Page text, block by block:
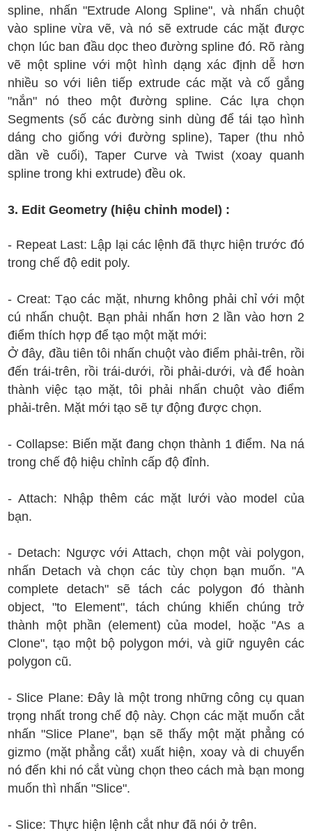
spline, nhấn "Extrude Along Spline", và nhấn chuột
vào spline vừa vẽ, và nó sẽ extrude các mặt được
chọn lúc ban đầu dọc theo đường spline đó. Rõ ràng
vẽ một spline với một hình dạng xác định dễ hơn
nhiều so với liên tiếp extrude các mặt và cố gắng
"nắn" nó theo một đường spline. Các lựa chọn
Segments (số các đường sinh dùng để tái tạo hình
dáng cho giống với đường spline), Taper (thu nhỏ
dần về cuối), Taper Curve và Twist (xoay quanh
spline trong khi extrude) đều ok.
3. Edit Geometry (hiệu chỉnh model) :
- Repeat Last: Lập lại các lệnh đã thực hiện trước đó
trong chế độ edit poly.
- Creat: Tạo các mặt, nhưng không phải chỉ với một
cú nhấn chuột. Bạn phải nhấn hơn 2 lần vào hơn 2
điểm thích hợp để tạo một mặt mới:
Ở đây, đầu tiên tôi nhấn chuột vào điểm phải-trên, rồi
đến trái-trên, rồi trái-dưới, rồi phải-dưới, và để hoàn
thành việc tạo mặt, tôi phải nhấn chuột vào điểm
phải-trên. Mặt mới tạo sẽ tự động được chọn.
- Collapse: Biến mặt đang chọn thành 1 điểm. Na ná
trong chế độ hiệu chỉnh cấp độ đỉnh.
- Attach: Nhập thêm các mặt lưới vào model của
bạn.
- Detach: Ngược với Attach, chọn một vài polygon,
nhấn Detach và chọn các tùy chọn bạn muốn. "A
complete detach" sẽ tách các polygon đó thành
object, "to Element", tách chúng khiến chúng trở
thành một phần (element) của model, hoặc "As a
Clone", tạo một bộ polygon mới, và giữ nguyên các
polygon cũ.
- Slice Plane: Đây là một trong những công cụ quan
trọng nhất trong chế độ này. Chọn các mặt muốn cắt
nhấn "Slice Plane", bạn sẽ thấy một mặt phẳng có
gizmo (mặt phẳng cắt) xuất hiện, xoay và di chuyển
nó đến khi nó cắt vùng chọn theo cách mà bạn mong
muốn thì nhấn "Slice".
- Slice: Thực hiện lệnh cắt như đã nói ở trên.